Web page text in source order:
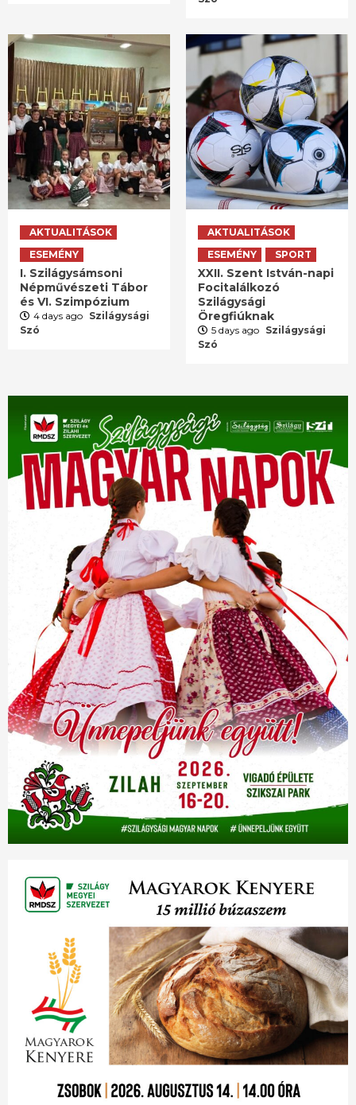
AKTUALITÁSOK
ESEMÉNY
I. Szilágysámsoni
Népművészeti Tábor
és VI. Szimpózium
4 days ago Szilágysági
Szó
AKTUALITÁSOK
ESEMÉNY
SPORT
XXII. Szent István-napi
Focitalálkozó
Szilágysági
Öregfiúknak
5 days ago Szilágysági
Szó